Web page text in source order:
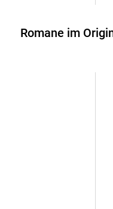
Romane im